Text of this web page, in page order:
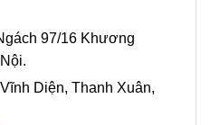
97/16 Khương
Diện, Thanh Xuân,